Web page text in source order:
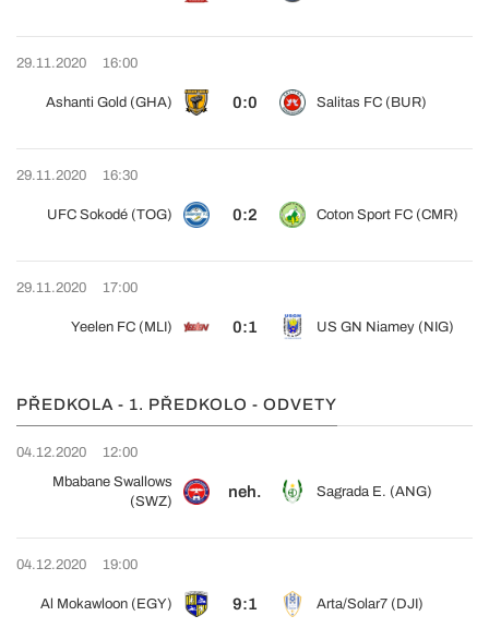
29.11.2020 16:00
Ashanti Gold (GHA) 0:0 Salitas FC (BUR)
29.11.2020 16:30
UFC Sokodé (TOG) 0:2 Coton Sport FC (CMR)
29.11.2020 17:00
Yeelen FC (MLI) 0:1 US GN Niamey (NIG)
PŘEDKOLA - 1. PŘEDKOLO - ODVETY
04.12.2020
12:00
Mbabane Swallows
(SWZ)
neh. Sagrada E. (ANG)
04.12.2020 19:00
Al Mokawloon (EGY) 9:1 Arta/Solar7 (DJI)